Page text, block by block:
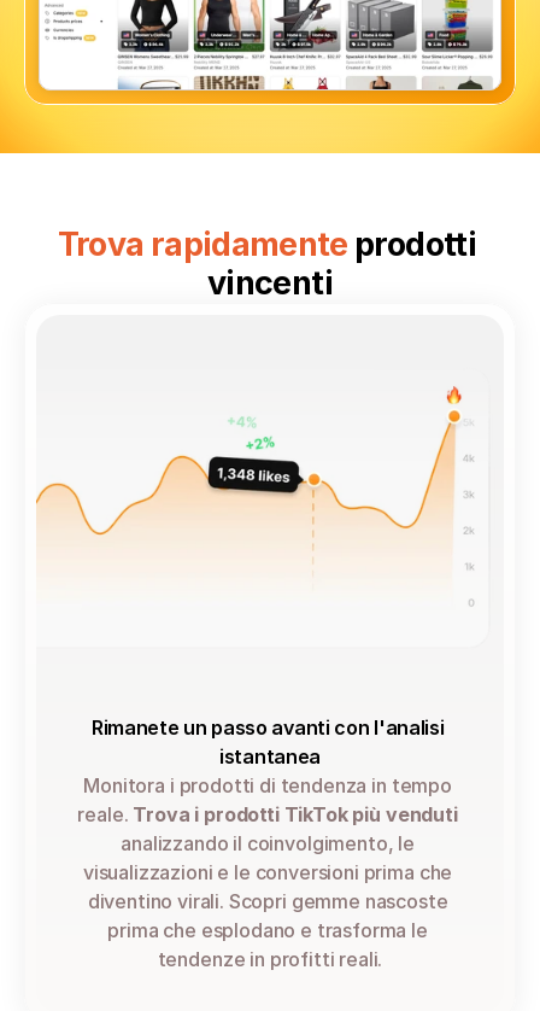
Trova rapidamente prodotti
vincenti
Rimanete un passo avanti con l'analisi
istantanea
Monitora i prodotti di tendenza in tempo
reale. Trova i prodotti TikTok più venduti
analizzando il coinvolgimento, le
visualizzazioni e le conversioni prima che
diventino virali. Scopri gemme nascoste
prima che esplodano e trasforma le
tendenze in profitti reali.